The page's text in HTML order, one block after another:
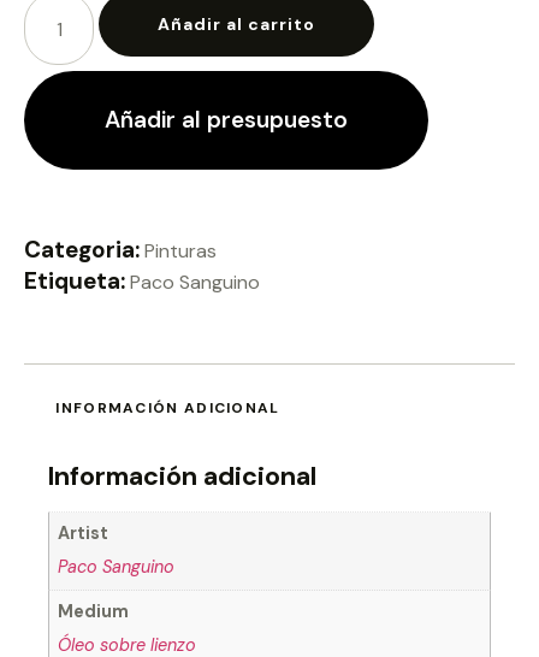
Añadir al carrito
Añadir al presupuesto
Categoria:Pinturas
Etiqueta:Paco Sanguino
INFORMACIÓN ADICIONAL
Información adicional
Artist
Paco Sanguino
Medium
Óleo sobre lienzo